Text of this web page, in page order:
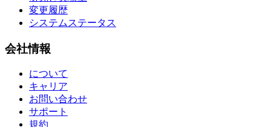
変更履歴
システムステータス
会社情報
について
キャリア
お問い合わせ
サポート
規約